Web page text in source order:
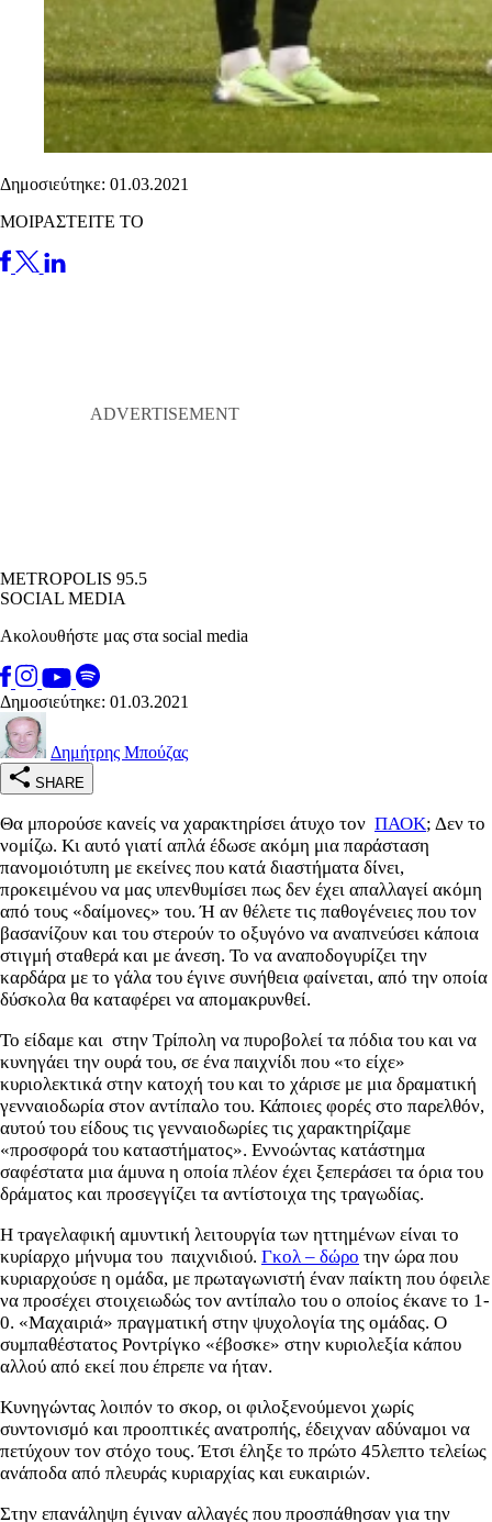
Δημοσιεύτηκε: 01.03.2021
ΜΟΙΡΑΣΤΕΙΤΕ ΤΟ
METROPOLIS 95.5
SOCIAL MEDIA
Ακολουθήστε μας στα social media
Δημοσιεύτηκε: 01.03.2021
Δημήτρης Μπούζας
SHARE
Θα μπορούσε κανείς να χαρακτηρίσει άτυχο τον ΠΑΟΚ; Δεν το
νομίζω. Κι αυτό γιατί απλά έδωσε ακόμη μια παράσταση
πανομοιότυπη με εκείνες που κατά διαστήματα δίνει,
προκειμένου να μας υπενθυμίσει πως δεν έχει απαλλαγεί ακόμη
από τους «δαίμονες» του. Ή αν θέλετε τις παθογένειες που τον
βασανίζουν και του στερούν το οξυγόνο να αναπνεύσει κάποια
στιγμή σταθερά και με άνεση. Το να αναποδογυρίζει την
καρδάρα με το γάλα του έγινε συνήθεια φαίνεται, από την οποία
δύσκολα θα καταφέρει να απομακρυνθεί.
Το είδαμε και στην Τρίπολη να πυροβολεί τα πόδια του και να
κυνηγάει την ουρά του, σε ένα παιχνίδι που «το είχε»
κυριολεκτικά στην κατοχή του και το χάρισε με μια δραματική
γενναιοδωρία στον αντίπαλο του. Κάποιες φορές στο παρελθόν,
αυτού του είδους τις γενναιοδωρίες τις χαρακτηρίζαμε
«προσφορά του καταστήματος». Εννοώντας κατάστημα
σαφέστατα μια άμυνα η οποία πλέον έχει ξεπεράσει τα όρια του
δράματος και προσεγγίζει τα αντίστοιχα της τραγωδίας.
Η τραγελαφική αμυντική λειτουργία των ηττημένων είναι το
κυρίαρχο μήνυμα του παιχνιδιού. Γκολ – δώρο την ώρα που
κυριαρχούσε η ομάδα, με πρωταγωνιστή έναν παίκτη που όφειλε
να προσέχει στοιχειωδώς τον αντίπαλο του ο οποίος έκανε το 1-
0. «Μαχαιριά» πραγματική στην ψυχολογία της ομάδας. Ο
συμπαθέστατος Ροντρίγκο «έβοσκε» στην κυριολεξία κάπου
αλλού από εκεί που έπρεπε να ήταν.
Κυνηγώντας λοιπόν το σκορ, οι φιλοξενούμενοι χωρίς
συντονισμό και προοπτικές ανατροπής, έδειχναν αδύναμοι να
πετύχουν τον στόχο τους. Έτσι έληξε το πρώτο 45λεπτο τελείως
ανάποδα από πλευράς κυριαρχίας και ευκαιριών.
Στην επανάληψη έγιναν αλλαγές που προσπάθησαν για την